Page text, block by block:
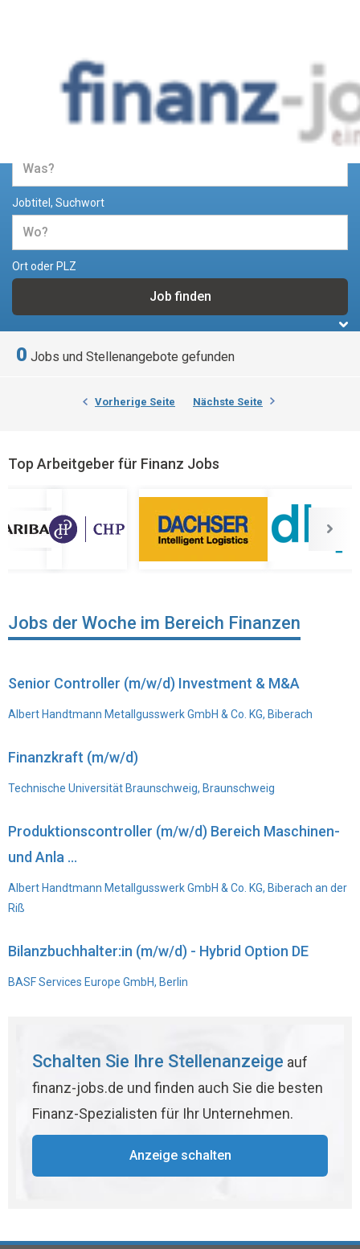
Jobs und Stellenangebote im
Bereich Finanzen
Jobtitel, Suchwort
Ort oder PLZ
0 Jobs und Stellenangebote gefunden
Vorherige Seite Nächste Seite
Top Arbeitgeber für Finanz Jobs
Jobs der Woche im Bereich Finanzen
Senior Controller (m/w/d) Investment & M&A
Albert Handtmann Metallgusswerk GmbH & Co. KG, Biberach
Finanzkraft (m/w/d)
Technische Universität Braunschweig, Braunschweig
Produktionscontroller (m/w/d) Bereich Maschinen-
und Anla ...
Albert Handtmann Metallgusswerk GmbH & Co. KG, Biberach an der
Riß
Bilanzbuchhalter:in (m/w/d) - Hybrid Option DE
BASF Services Europe GmbH, Berlin
Schalten Sie Ihre Stellenanzeige auf
finanz-jobs.de und finden auch Sie die besten
Finanz-Spezialisten für Ihr Unternehmen.
Anzeige schalten